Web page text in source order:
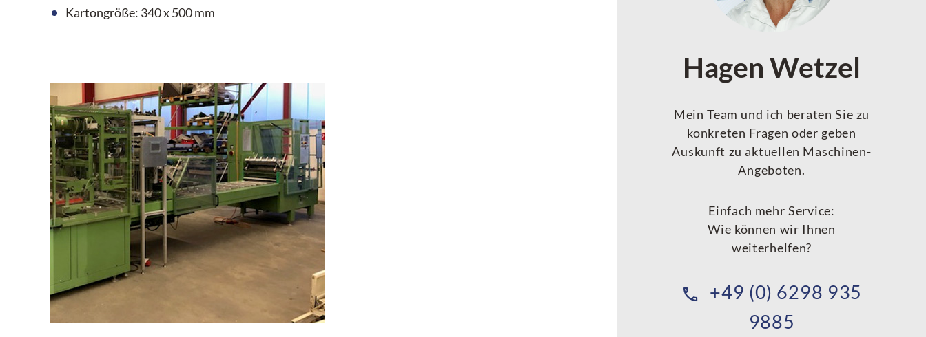
Kartongröße: 340 x 500 mm
Hagen Wetzel
Mein Team und ich beraten Sie zu
konkreten Fragen oder geben
Auskunft zu aktuellen Maschinen-
Angeboten.
Einfach mehr Service:
Wie können wir Ihnen
weiterhelfen?
+49 (0) 6298 935
9885